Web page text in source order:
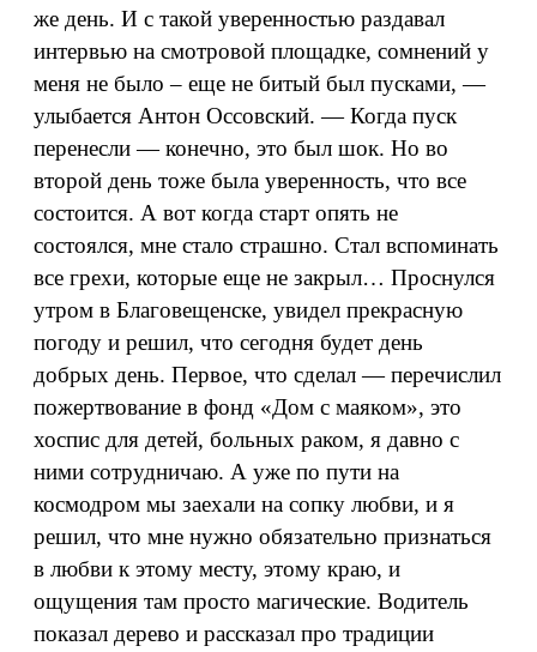
же день. И с такой уверенностью раздавал
интервью на смотровой площадке, сомнений у
меня не было – еще не битый был пусками, —
улыбается Антон Оссовский. — Когда пуск
перенесли — конечно, это был шок. Но во
второй день тоже была уверенность, что все
состоится. А вот когда старт опять не
состоялся, мне стало страшно. Стал вспоминать
все грехи, которые еще не закрыл… Проснулся
утром в Благовещенске, увидел прекрасную
погоду и решил, что сегодня будет день
добрых день. Первое, что сделал — перечислил
пожертвование в фонд «Дом с маяком», это
хоспис для детей, больных раком, я давно с
ними сотрудничаю. А уже по пути на
космодром мы заехали на сопку любви, и я
решил, что мне нужно обязательно признаться
в любви к этому месту, этому краю, и
ощущения там просто магические. Водитель
показал дерево и рассказал про традиции